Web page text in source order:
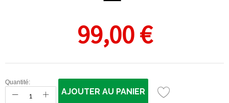
99,00 €
Quantité:
AJOUTER AU PANIER